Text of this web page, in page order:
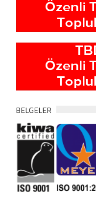
BELGELER